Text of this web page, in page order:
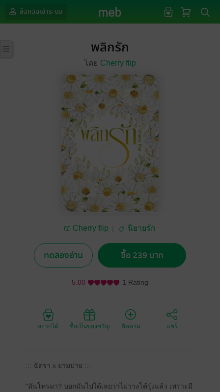
ล็อกอินเข้าระบบ
พลิกรัก
โดย Cherry flip
Cherry flip นิยายรัก
ทดลองอ่าน ซื้อ 239 บาท
5.00 1 Rating
อยากได้ ซื้อเป็นของขวัญ ติดตาม แชร์
::: ฉัตรา x ยามบ่าย :::
"มันโทรมา? บอกมันไปได้เลยว่าไม่ว่างโต้รุ่งแล้ว เพราะมี